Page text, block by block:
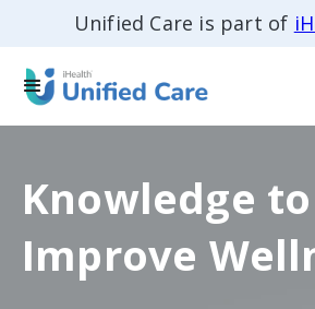
Unified Care is part of
Knowledge
Improve